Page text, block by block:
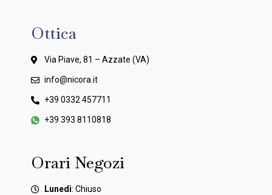
Ottica
Via Piave, 81 – Azzate (VA)
info@nicora.it
+39 0332 457711
+39 393 8110818
Orari Negozi
Lunedì: Chiuso